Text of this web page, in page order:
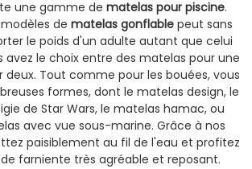
une gamme de matelas pour piscine.
de matelas gonflablepeut sans
le poids d'un adulte autant que celui
avez le choix entre des matelas pour une
deux. Tout comme pour les bouées, vous
formes, dont le matelas design, le
de Star Wars, le matelas hamac, ou
avec vue sous-marine. Grâce à nos
paisiblement au fil de l'eau et profitez
farniente très agréable et reposant.